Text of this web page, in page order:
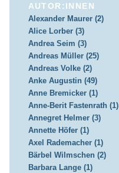
AUTOR:INNEN
Alexander Maurer (2)
Alice Lorber (3)
Andrea Seim (3)
Andreas Müller (25)
Andreas Volke (2)
Anke Augustin (49)
Anne Bremicker (1)
Anne-Berit Fastenrath (1)
Annegret Helmer (3)
Annette Höfer (1)
Axel Rademacher (1)
Bärbel Wilmschen (2)
Barbara Lange (1)